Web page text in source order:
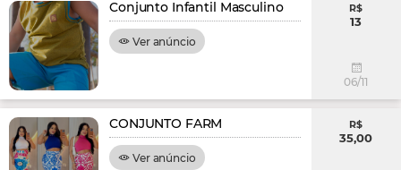
Conjunto Infantil Masculino
Ver anúncio
R$
13
06/11
CONJUNTO FARM
Ver anúncio
R$
35,00